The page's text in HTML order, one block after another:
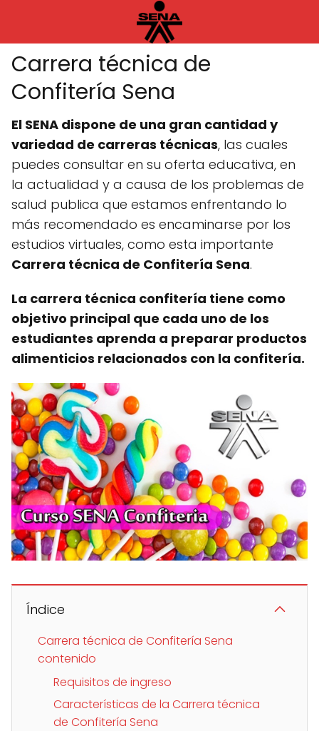
Carrera técnica de
Confitería Sena
El SENA dispone de una gran cantidad y
variedad de carreras técnicas, las cuales
puedes consultar en su oferta educativa, en
la actualidad y a causa de los problemas de
salud publica que estamos enfrentando lo
más recomendado es encaminarse por los
estudios virtuales, como esta importante
Carrera técnica de Confitería Sena.
La carrera técnica confitería tiene como
objetivo principal que cada uno de los
estudiantes aprenda a preparar productos
alimenticios relacionados con la confitería.
Índice
Carrera técnica de Confitería Sena
contenido
Requisitos de ingreso
Características de la Carrera técnica
de Confitería Sena